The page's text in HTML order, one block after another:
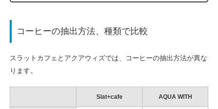
コーヒーの抽出方法、種類で比較
スラットカフェとアクアウィズでは、コーヒーの抽出方法が異な
ります。
Slat+cafe AQUA WITH